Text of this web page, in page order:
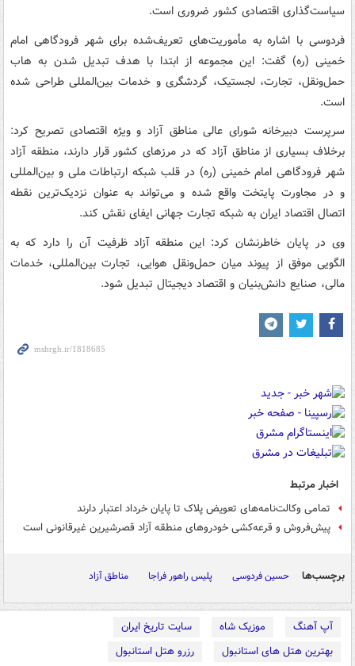
سیاست‌گذاری اقتصادی کشور ضروری است.
فردوسی با اشاره به مأموریت‌های تعریف‌شده برای شهر فرودگاهی امام
خمینی (ره) گفت: این مجموعه از ابتدا با هدف تبدیل شدن به هاب
حمل‌ونقل، تجارت، لجستیک، گردشگری و خدمات بین‌المللی طراحی شده
است.
سرپرست دبیرخانه شورای عالی مناطق آزاد و ویژه اقتصادی تصریح کرد:
برخلاف بسیاری از مناطق آزاد که در مرزهای کشور قرار دارند، منطقه آزاد
شهر فرودگاهی امام خمینی (ره) در قلب شبکه ارتباطات ملی و بین‌المللی
و در مجاورت پایتخت واقع شده و می‌تواند به عنوان نزدیک‌ترین نقطه
اتصال اقتصاد ایران به شبکه تجارت جهانی ایفای نقش کند.
وی در پایان خاطرنشان کرد: این منطقه آزاد ظرفیت آن را دارد که به
الگویی موفق از پیوند میان حمل‌ونقل هوایی، تجارت بین‌المللی، خدمات
مالی، صنایع دانش‌بنیان و اقتصاد دیجیتال تبدیل شود.
اخبار مرتبط
تمامی وکالت‌نامه‌های تعویض پلاک تا پایان خرداد اعتبار دارند
پیش‌فروش و قرعه‌کشی خودروهای منطقه آزاد قصرشیرین غیرقانونی است
برچسب‌ها حسین فردوسی پلیس راهور فراجا مناطق آزاد
آپ آهنگ موزیک شاه
سایت تاریخ ایران
بهترین هتل های استانبول
رزرو هتل استانبول